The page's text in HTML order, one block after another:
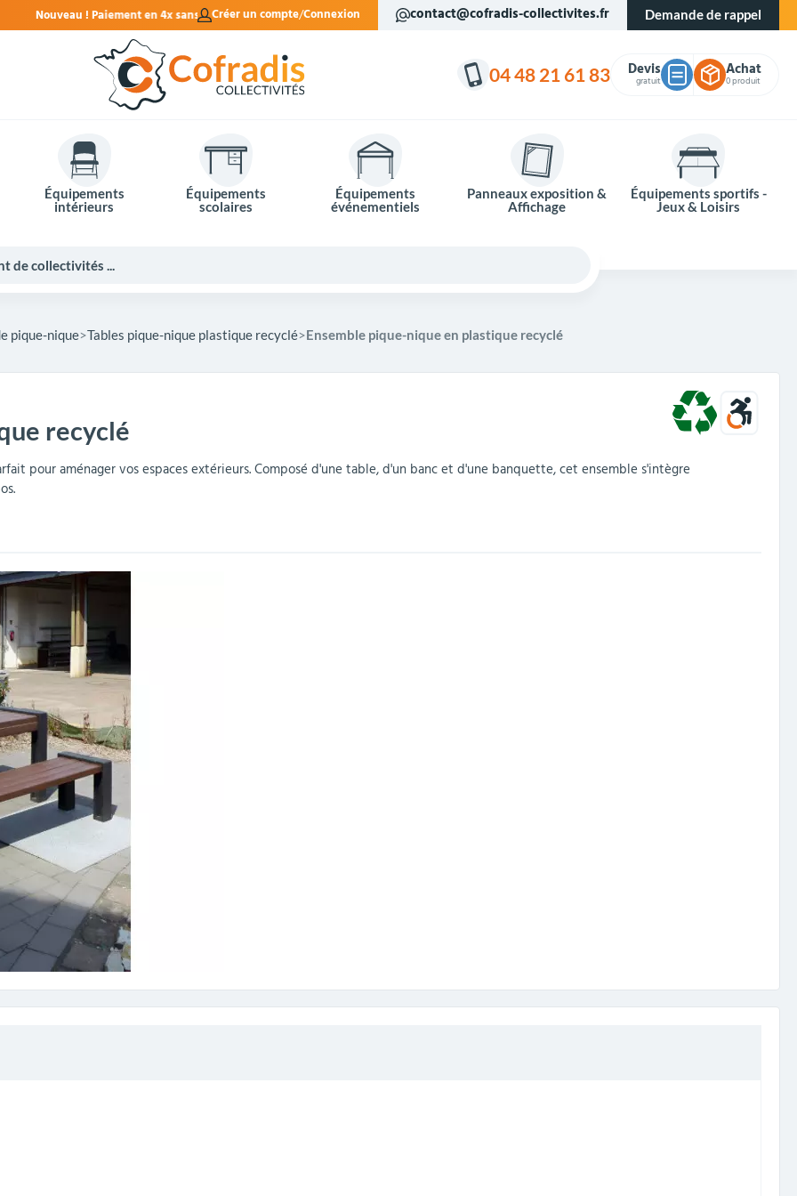
sans frais. Créer un compte Connexion contact@cofradis-collectivites.fr Demande de rappel
04 48 21 61 83 Devis
gratuit
Achat
0 produit
Équipements
intérieurs
Équipements
scolaires
Équipements
événementiels
Panneaux exposition &
Affichage
Équipements sportifs -
Jeux & Loisirs
Abris fumeurs
parking
Miroirs de sécurité
Mobilier de bureau
Mobilier crèche et
maternelle
Pavoisement
pique-nique Tables pique-nique plastique recyclé Ensemble pique-nique en plastique recyclé
recyclé
pour aménager vos espaces extérieurs. Composé d'une table, d'un banc et d'une banquette, cet ensemble s'intègre